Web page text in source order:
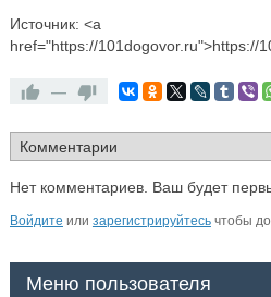
Источник: <a
href="https://101dogovor.ru">https://
—
Нет комментариев. Ваш будет
Войдите или зарегистрируйтесьчтобы
Меню пользователя